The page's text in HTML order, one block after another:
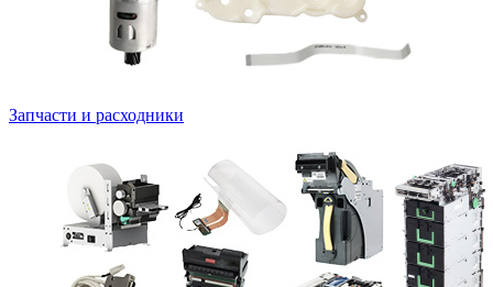
Запчасти и расходники